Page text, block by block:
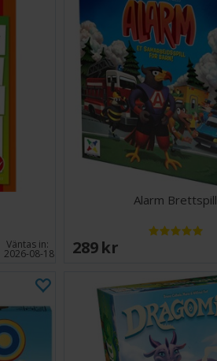
Väntas in:
2026-08-18
Alarm Brettspill
289 SEK